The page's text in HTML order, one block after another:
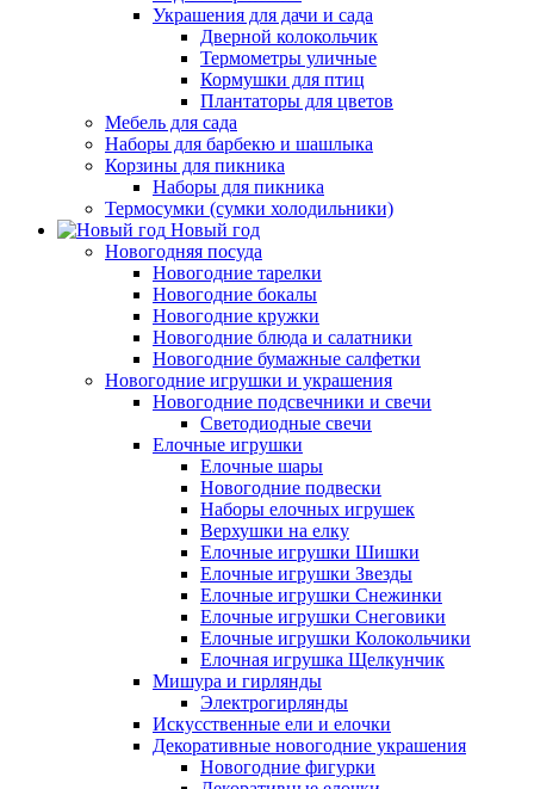
Украшения для дачи и сада
Дверной колокольчик
Термометры уличные
Кормушки для птиц
Плантаторы для цветов
Мебель для сада
Наборы для барбекю и шашлыка
Корзины для пикника
Наборы для пикника
Термосумки (сумки холодильники)
Новый год
Новогодняя посуда
Новогодние тарелки
Новогодние бокалы
Новогодние кружки
Новогодние блюда и салатники
Новогодние бумажные салфетки
Новогодние игрушки и украшения
Новогодние подсвечники и свечи
Светодиодные свечи
Елочные игрушки
Елочные шары
Новогодние подвески
Наборы елочных игрушек
Верхушки на елку
Елочные игрушки Шишки
Елочные игрушки Звезды
Елочные игрушки Снежинки
Елочные игрушки Снеговики
Елочные игрушки Колокольчики
Елочная игрушка Щелкунчик
Мишура и гирлянды
Электрогирлянды
Искусственные ели и елочки
Декоративные новогодние украшения
Новогодние фигурки